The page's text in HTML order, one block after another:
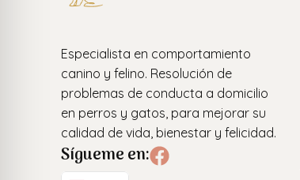
Especialista en comportamiento
canino y felino. Resolución de
problemas de conducta a domicilio
en perros y gatos, para mejorar su
calidad de vida, bienestar y felicidad.
Sígueme en: